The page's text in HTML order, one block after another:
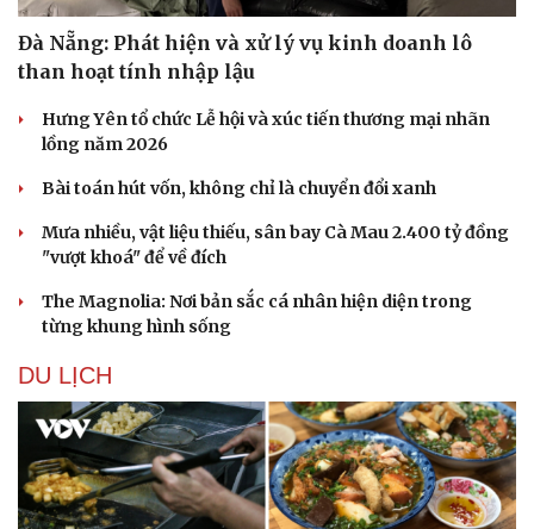
Đà Nẵng: Phát hiện và xử lý vụ kinh doanh lô
than hoạt tính nhập lậu
Hưng Yên tổ chức Lễ hội và xúc tiến thương mại nhãn
lồng năm 2026
Bài toán hút vốn, không chỉ là chuyển đổi xanh
Mưa nhiều, vật liệu thiếu, sân bay Cà Mau 2.400 tỷ đồng
"vượt khoá" để về đích
The Magnolia: Nơi bản sắc cá nhân hiện diện trong
từng khung hình sống
DU LỊCH